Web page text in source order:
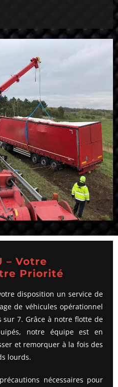
– Votre
Priorité
disposition un service de
de véhicules opérationnel
7. Grâce à notre flotte de
notre équipe est en
et remorquer à la fois des
lourds.
nécessaires pour